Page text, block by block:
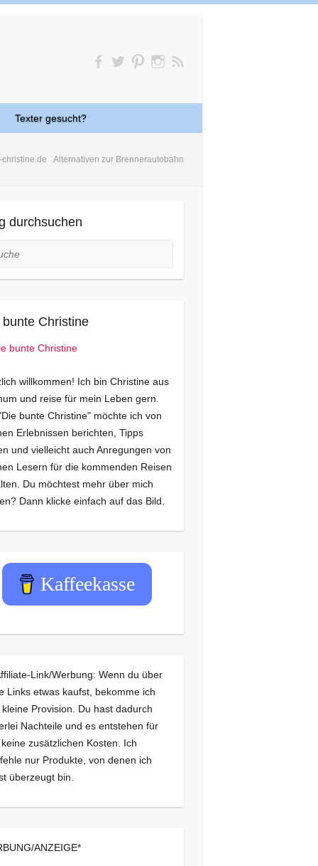
Texter gesucht?
Alternativen zur Brennerautobahn
durchsuchen
bunte Christine
willkommen! Ich bin Christine aus
und reise für mein Leben gern.
bunte Christine" möchte ich von
Erlebnissen berichten, Tipps
und vielleicht auch Anregungen von
Lesern für die kommenden Reisen
Du möchtest mehr über mich
Dann klicke einfach auf das Bild.
Kaffeekasse
Link/Werbung: Wenn du über
Links etwas kaufst, bekomme ich
Provision. Du hast dadurch
Nachteile und es entstehen für
zusätzlichen Kosten. Ich
nur Produkte, von denen ich
überzeugt bin.
ANZEIGE*